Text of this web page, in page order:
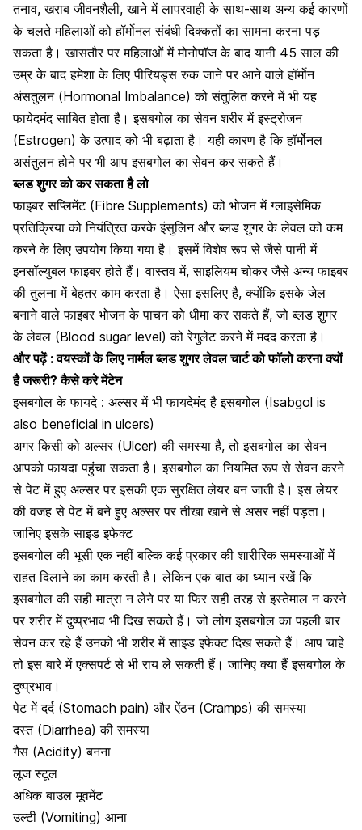
तनाव, खराब जीवनशैली, खाने में लापरवाही के साथ-साथ अन्य कई कारणों
के चलते महिलाओं को हॉर्मोनल संबंधी दिक्कतों का सामना करना पड़
सकता है। खासतौर परमहिलाओं में मोनोपॉजके बाद यानी 45 साल की
उम्र के बाद हमेशा के लिए पीरियड्स रुक जाने पर आने वालेहॉर्मोन
अंसतुलन(Hormonal Imbalance) को संतुलित करने में भी यह
फायेदमंद साबित होता है। इसबगोल का सेवन शरीर में इस्ट्रोजन
(Estrogen) के उत्पाद को भी बढ़ाता है। यही कारण है कि हॉर्मोनल
असंतुलन होने पर भी आप इसबगोल का सेवन कर सकते हैं।
ब्लड शुगर को कर सकता है लो
फाइबर सप्लिमेंट (Fibre Supplements) को भोजन में ग्लाइसेमिक
प्रतिक्रिया को नियंत्रित करके इंसुलिन औरब्लड शुगर के लेवल को कम
करने के लिए उपयोग किया गया है। इसमें विशेष रूप से जैसे पानी में
इनसॉल्युबल फाइबर होते हैं।वास्तव में, साइलियम चोकर जैसे अन्य फाइबर
की तुलना में बेहतर काम करता है। ऐसा इसलिए है, क्योंकि इसके जेल
बनाने वाले फाइबर भोजन के पाचन को धीमा कर सकते हैं, जो ब्लड शुगर
के लेवल (Blood sugar level) को रेगुलेट करने में मदद करता है।
और पढ़ें :वयस्कों के लिए नार्मल ब्लड शुगर लेवल चार्ट को फॉलो करना क्यों
है जरूरी? कैसे करे मेंटेन
इसबगोल के फायदे : अल्सर में भी फायदेमंद है इसबगोल (Isabgol is
also beneficial in ulcers)
अगर किसी को अल्सर (Ulcer) की समस्या है, तो इसबगोल का सेवन
आपको फायदा पहुंचा सकता है। इसबगोल का नियमित रूप से सेवन करने
से पेट में हुए अल्सर पर इसकी एक सुरक्षित लेयर बन जाती है। इस लेयर
की वजह से पेट में बने हुए अल्सर पर तीखा खाने से असर नहीं पड़ता।
जानिए इसके साइड इफेक्ट
इसबगोल की भूसी एक नहीं बल्कि कई प्रकार की शारीरिक समस्याओं में
राहत दिलाने का काम करती है। लेकिन एक बात का ध्यान रखें कि
इसबगोल की सही मात्रा न लेने पर या फिर सही तरह से इस्तेमाल न करने
पर शरीर में दुष्प्रभाव भी दिख सकते हैं। जो लोग इसबगोल का पहली बार
सेवन कर रहे हैं उनको भी शरीर में साइड इफेक्ट दिख सकते हैं। आप चाहे
तो इस बारे में एक्सपर्ट से भी राय ले सकती हैं। जानिए क्या हैं इसबगोल के
दुष्प्रभाव।
पेट में दर्द (Stomach pain) और ऐंठन (Cramps) की समस्या
दस्त (Diarrhea) की समस्या
गैस (Acidity) बनना
लूज स्टूल
अधिक बाउल मूवमेंट
उल्टी (Vomiting) आना